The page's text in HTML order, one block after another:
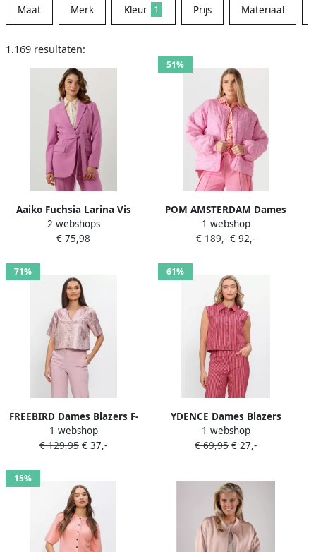
Maat Merk Kleur 1 Prijs Materiaal
1.169 resultaten:
Aaiko Fuchsia Larina Vis
Dames Blazer Pink Dames
2 webshops
€ 75,98
51%
POM AMSTERDAM Dames
Jassen Jacket Quilted
Cheering Pink Roze
1 webshop
€ 189,- € 92,-
71%
FREEBIRD Dames Blazers F-
wv-jaquard-fantasy-26-1
Roze
1 webshop
€ 129,95 € 37,-
61%
YDENCE Dames Blazers
Gilet Marit Roze
1 webshop
€ 69,95 € 27,-
15%